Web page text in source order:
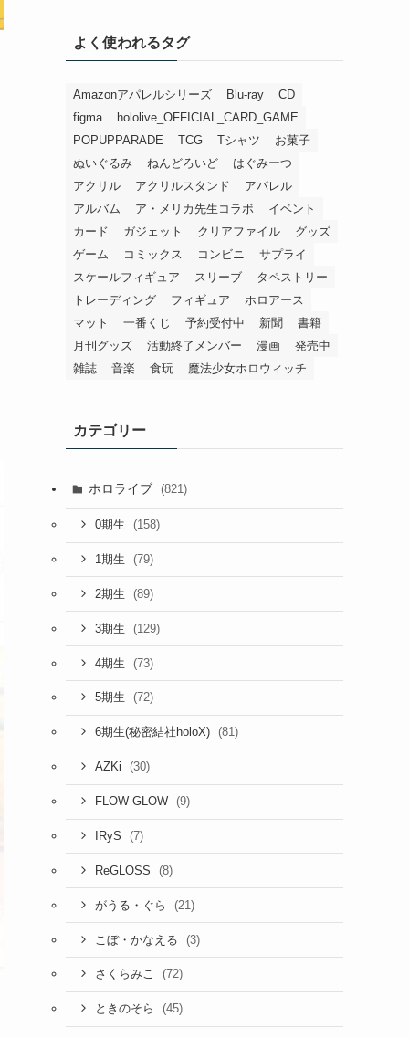
よく使われるタグ
Amazonアパレルシリーズ Blu-ray
CD
figma
hololive_OFFICIAL_CARD_GAME
POPUPPARADE
TCG Tシャツ
お菓子
ぬいぐるみ
ねんどろいど
はぐみーつ
アクリル
アクリルスタンド
アパレル
アルバム
ア・メリカ先生コラボ
イベント
カード
ガジェット クリアファイル
グッズ
ゲーム
コミックス コンビニ
サプライ
スケールフィギュア
スリーブ
タペストリー
トレーディング
フィギュア
ホロアース
マット
一番くじ 予約受付中 新聞
書籍
月刊グッズ
活動終了メンバー 漫画
発売中
雑誌
音楽 食玩 魔法少女ホロウィッチ
カテゴリー
ホロライブ (821)
0期生 (158)
1期生 (79)
2期生 (89)
3期生 (129)
4期生 (73)
5期生 (72)
6期生(秘密結社holoX) (81)
AZKi (30)
FLOW GLOW (9)
IRyS (7)
ReGLOSS (8)
がうる・ぐら (21)
こぼ・かなえる (3)
さくらみこ (72)
ときのそら (45)